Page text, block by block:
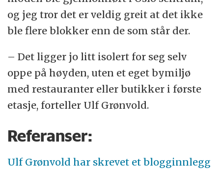
og jeg tror det er veldig greit at det ikke
ble flere blokker enn de som står der.
– Det ligger jo litt isolert for seg selv
oppe på høyden, uten et eget bymiljø
med restauranter eller butikker i første
etasje, forteller Ulf Grønvold.
Referanser:
Ulf Grønvold har skrevet et blogginnlegg